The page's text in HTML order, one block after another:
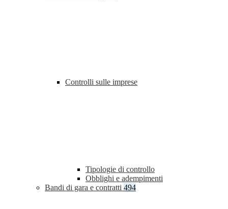
Controlli sulle imprese
Tipologie di controllo
Obblighi e adempimenti
Bandi di gara e contratti 494